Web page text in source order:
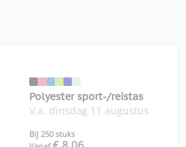
Polyester sport-/reistas
V.a. dinsdag 11 augustus
Bij 250 stuks